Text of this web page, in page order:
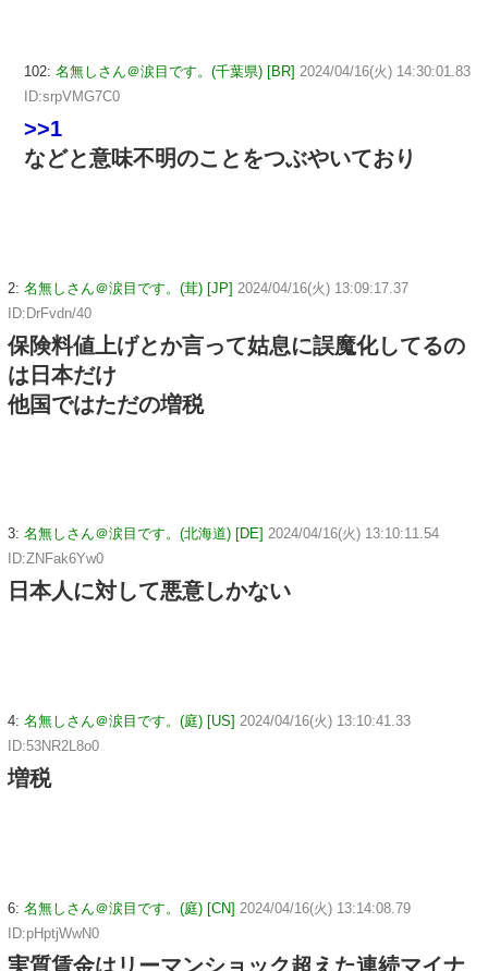
102: 名無しさん＠涙目です。(千葉県) [BR] 2024/04/16(火) 14:30:01.83
ID:srpVMG7C0
>>1
などと意味不明のことをつぶやいており
2: 名無しさん＠涙目です。(茸) [JP] 2024/04/16(火) 13:09:17.37
ID:DrFvdn/40
保険料値上げとか言って姑息に誤魔化してるの
は日本だけ
他国ではただの増税
3: 名無しさん＠涙目です。(北海道) [DE] 2024/04/16(火) 13:10:11.54
ID:ZNFak6Yw0
日本人に対して悪意しかない
4: 名無しさん＠涙目です。(庭) [US] 2024/04/16(火) 13:10:41.33
ID:53NR2L8o0
増税
6: 名無しさん＠涙目です。(庭) [CN] 2024/04/16(火) 13:14:08.79
ID:pHptjWwN0
実質賃金はリーマンショック超えた連続マイナ